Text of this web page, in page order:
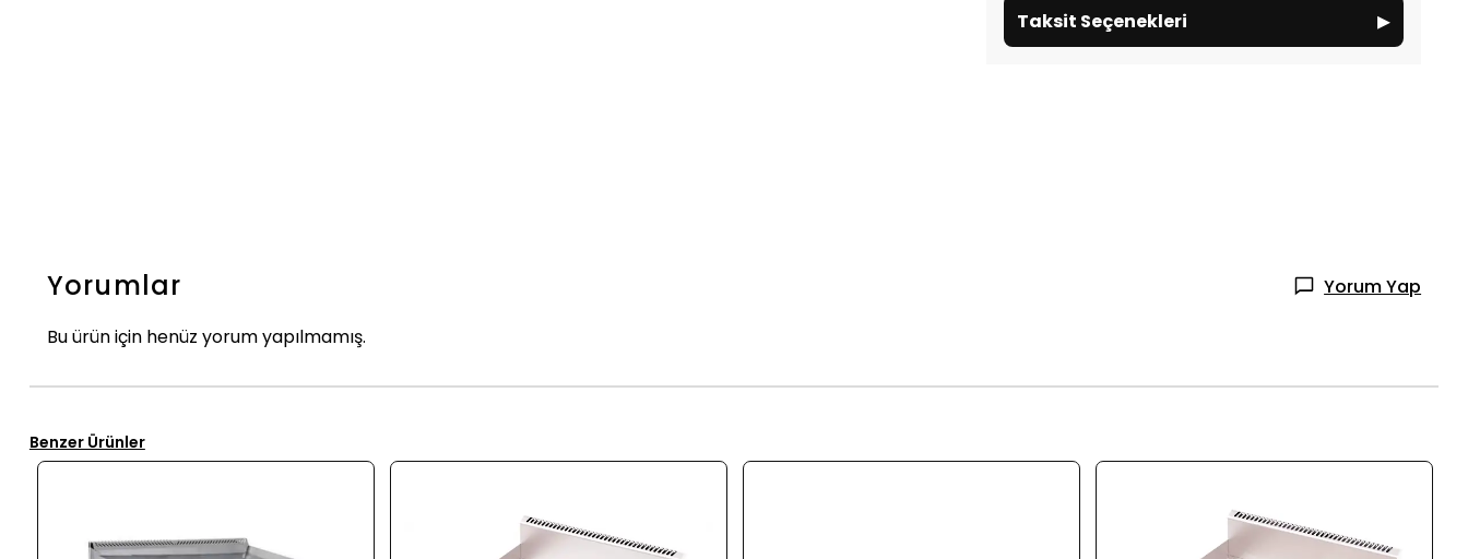
Taksit Seçenekleri ▸
Yorumlar Yorum Yap
Bu ürün için henüz yorum yapılmamış.
Benzer Ürünler